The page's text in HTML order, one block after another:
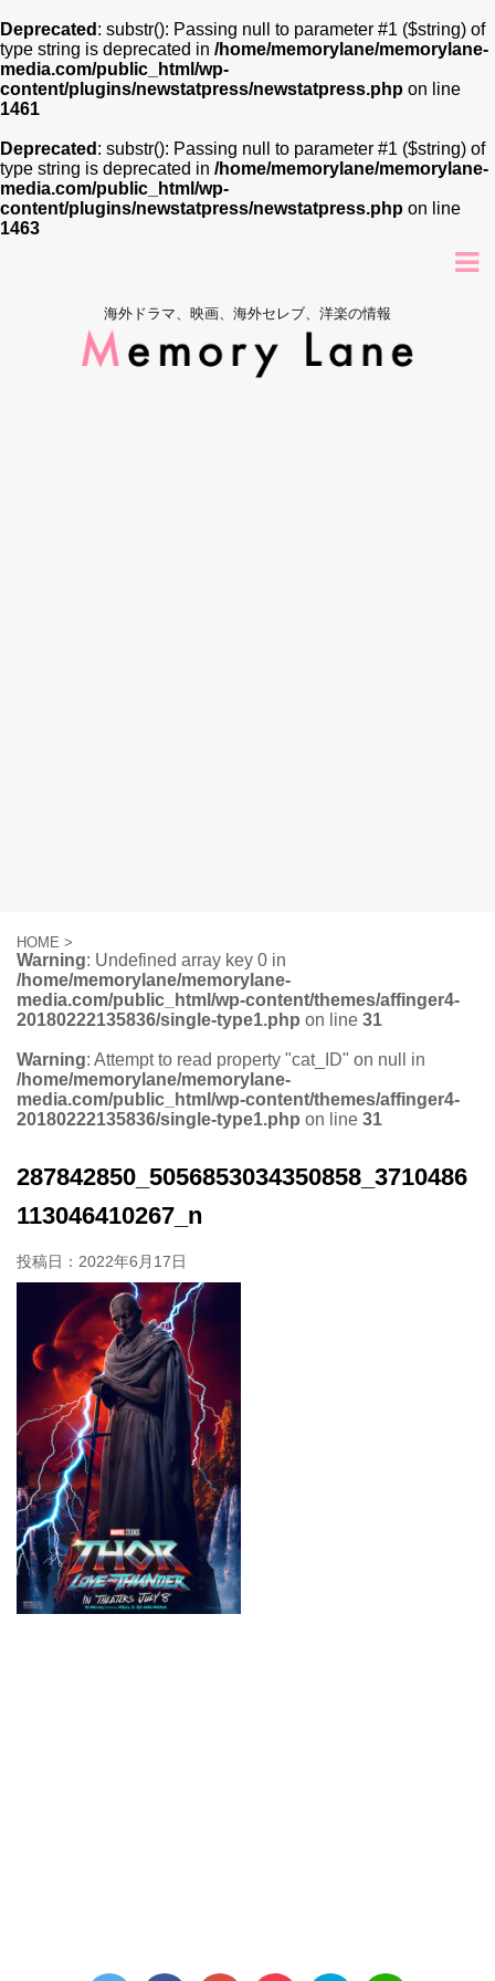
Deprecated : substr(): Passing null to parameter #1 ($string) of
type string is deprecated in /home/memorylane/memorylane-
media.com/public_html/wp-
content/plugins/newstatpress/newstatpress.php on line
1461
Deprecated : substr(): Passing null to parameter #1 ($string) of
type string is deprecated in /home/memorylane/memorylane-
media.com/public_html/wp-
content/plugins/newstatpress/newstatpress.php on line
1463
海外ドラマ、映画、海外セレブ、洋楽の情報
HOME >
Warning: Undefined array key 0 in
/home/memorylane/memorylane-
media.com/public_html/wp-content/themes/affinger4-
20180222135836/single-type1.php on line 31
Warning: Attempt to read property "cat_ID" on null in
/home/memorylane/memorylane-
media.com/public_html/wp-content/themes/affinger4-
20180222135836/single-type1.php on line 31
287842850_5056853034350858_3710486
113046410267_n
投稿日： 2022年6月17日